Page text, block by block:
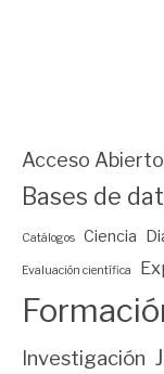
Acceso Abierto
Bases de
Catálogos Ciencia
Evaluación científica
Investigación